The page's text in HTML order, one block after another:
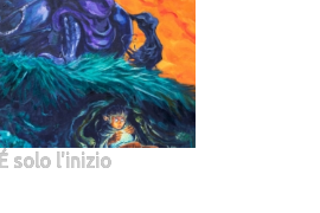
É solo l'inizio